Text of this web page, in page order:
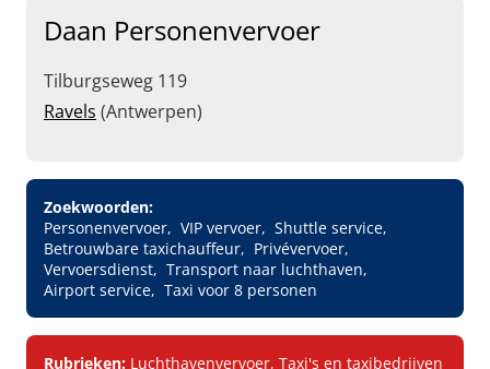
Daan Personenvervoer
Tilburgseweg 119
Ravels (Antwerpen)
Zoekwoorden:
Personenvervoer
VIP vervoer
Shuttle service
Betrouwbare taxichauffeur
Privévervoer
Vervoersdienst
Transport naar luchthaven
Airport service
Taxi voor 8 personen
Rubrieken: Luchthavenvervoer, Taxi's en taxibedrijven